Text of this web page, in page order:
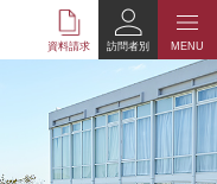
資料請求 MENU
訪問者別